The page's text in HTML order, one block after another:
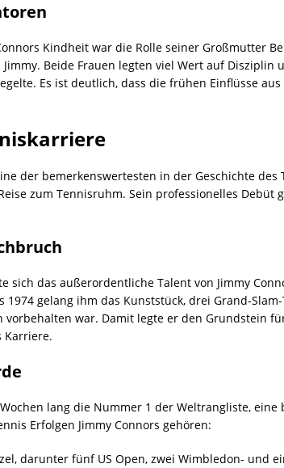
Kindheit war die Rolle seiner Großmutter
Beide Frauen legten viel Wert auf Disziplin
Es ist deutlich, dass die frühen Einflüsse
der bemerkenswertesten in der Geschichte
zum Tennisruhm. Sein professionelles
sich das außerordentliche Talent von Jimmy
1974 gelang ihm das Kunststück, drei Grand-
vorbehalten war. Damit legte er den Grundstein
Karriere.
lang die Nummer 1 der Weltrangliste,
Erfolgen Jimmy Connors gehören:
darunter fünf US Open, zwei Wimbledon- und